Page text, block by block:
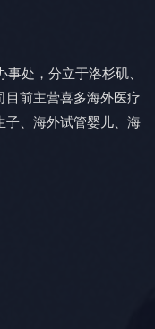
处，分立于洛杉矶、
目前主营喜多海外医疗
子、海外试管婴儿、海